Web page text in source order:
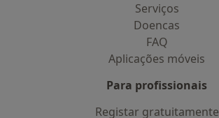
Serviços
Doencas
FAQ
Aplicações móveis
Para profissionais
Registar gratuitamente